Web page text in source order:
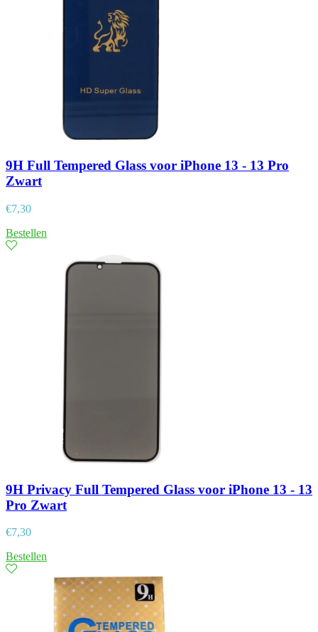
9H Full Tempered Glass voor iPhone 13 - 13 Pro
Zwart
€7,30
Bestellen
9H Privacy Full Tempered Glass voor iPhone 13 - 13
Pro Zwart
€7,30
Bestellen